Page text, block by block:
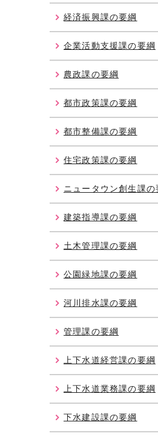
経済振興課の要綱
企業活動支援課の要綱
農政課の要綱
都市政策課の要綱
都市整備課の要綱
住宅政策課の要綱
ニュータウン創生課の
建築指導課の要綱
土木管理課の要綱
公園緑地課の要綱
河川排水課の要綱
管理課の要綱
上下水道経営課の要綱
上下水道業務課の要綱
下水建設課の要綱